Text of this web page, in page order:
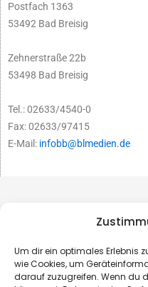
Um dir ein optimales Erlebnis
wie Cookies, um
darauf zuzugreifen. Wenn du
Postfach 1363
53492 Bad Breisig
Zehnerstraße 22b
53498 Bad Breisig
Tel.: 02633/4540-0
Fax: 02633/97415
E-Mail: infobb@blmedien.de